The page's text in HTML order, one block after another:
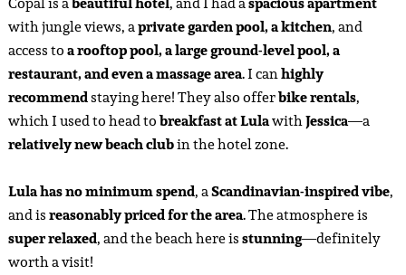
with jungle views, aprivate garden pool, a kitchen, and
access toa rooftop pool, a large ground-level pool, a
restaurant, and even a massage area. I canhighly
recommendstaying here! They also offerbike rentals,
which I used to head tobreakfast at LulawithJessica—a
relatively new beach clubin the hotel zone.
Lula has no minimum spend, aScandinavian-inspired vibe,
and isreasonably priced for the area. The atmosphere is
super relaxed, and the beach here isstunning—definitely
worth a visit!